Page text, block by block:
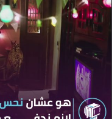
d
i
l